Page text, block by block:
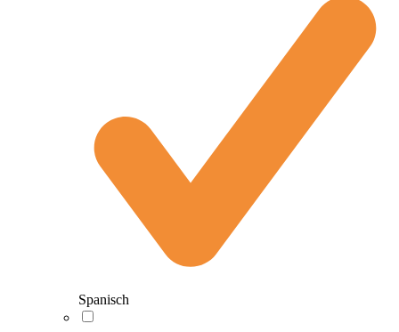
Spanisch